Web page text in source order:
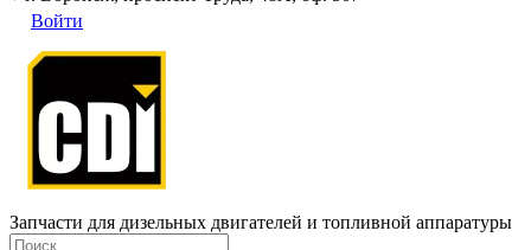
Войти
Запчасти для дизельных двигателей и топливной аппаратуры